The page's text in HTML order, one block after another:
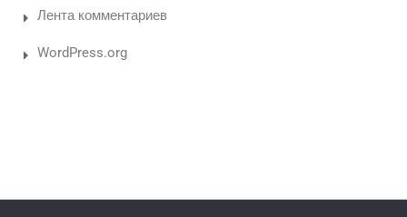
Лента комментариев
WordPress.org